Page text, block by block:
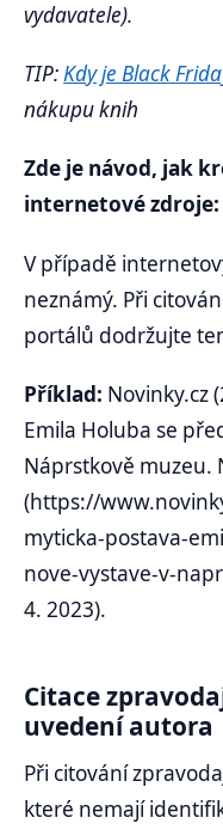
vydavatele).
TIP:Kdy je Black
nákupu knih
Zde je návod, jak
internetové zdroje:
V případě
neznámý. Při
portálů dodržujte
Příklad: Novinky.cz
Emila Holuba se
Náprstkově muzeu.
(https://
myticka-postava-
nove-vystave-v-
4. 2023).
Citace
uvedení autora
Při citování
které nemají